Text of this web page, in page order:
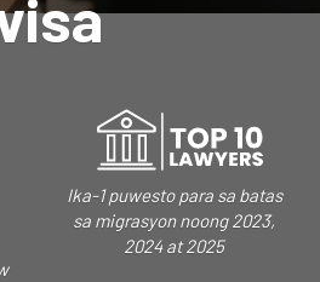
Ika-1 puwesto para sa batas
sa migrasyon noong 2023,
2024 at 2025